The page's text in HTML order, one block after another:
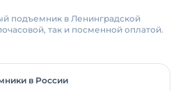
подъемник в Ленинградской
так и посменной оплатой.
в России